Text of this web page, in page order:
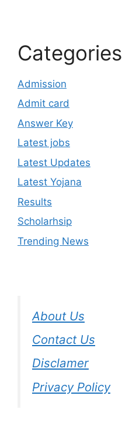
Categories
Admission
Admit card
Answer Key
Latest jobs
Latest Updates
Latest Yojana
Results
Scholarhsip
Trending News
About Us
Contact Us
Disclamer
Privacy Policy